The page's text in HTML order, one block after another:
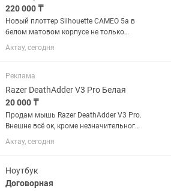
220 000 ₸
Новый плоттер Silhouette CAMEO 5а в
белом матовом корпусе не только
поднимет ваш бизнес на новый
уровень, но также стильно впишется в
материалы шириной до 30.5 см и...
Актау, сегодня
Реклама
Razer DeathAdder V3 Pro Белая
20 000 ₸
Продам мышь Razer DeathAdder V3 Pro.
Внешне всё ок, кроме незначительного
повреждения на нижней панели. В
техническом плане был заменен
колесика), теперь работает идеально....
Актау, сегодня
Ноутбук
Договорная